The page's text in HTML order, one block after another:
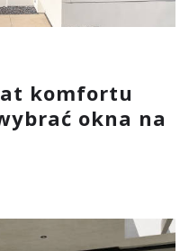
komfortu
okna na